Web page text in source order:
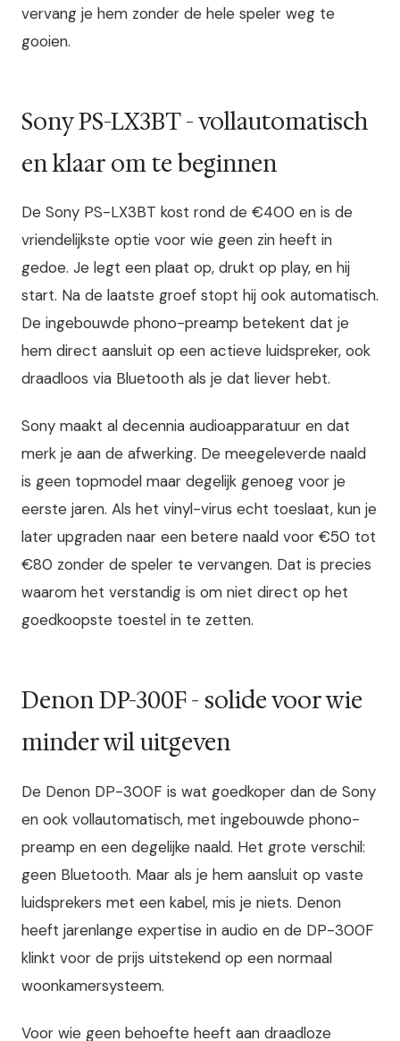
vervang je hem zonder de hele speler weg te
gooien.
Sony PS-LX3BT - vollautomatisch
en klaar om te beginnen
De Sony PS-LX3BT kost rond de €400 en is de
vriendelijkste optie voor wie geen zin heeft in
gedoe. Je legt een plaat op, drukt op play, en hij
start. Na de laatste groef stopt hij ook automatisch.
De ingebouwde phono-preamp betekent dat je
hem direct aansluit op een actieve luidspreker, ook
draadloos via Bluetooth als je dat liever hebt.
Sony maakt al decennia audioapparatuur en dat
merk je aan de afwerking. De meegeleverde naald
is geen topmodel maar degelijk genoeg voor je
eerste jaren. Als het vinyl-virus echt toeslaat, kun je
later upgraden naar een betere naald voor €50 tot
€80 zonder de speler te vervangen. Dat is precies
waarom het verstandig is om niet direct op het
goedkoopste toestel in te zetten.
Denon DP-300F - solide voor wie
minder wil uitgeven
De Denon DP-300F is wat goedkoper dan de Sony
en ook vollautomatisch, met ingebouwde phono-
preamp en een degelijke naald. Het grote verschil:
geen Bluetooth. Maar als je hem aansluit op vaste
luidsprekers met een kabel, mis je niets. Denon
heeft jarenlange expertise in audio en de DP-300F
klinkt voor de prijs uitstekend op een normaal
woonkamersysteem.
Voor wie geen behoefte heeft aan draadloze